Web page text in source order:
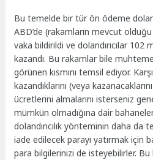
Bu temelde bir tür ön ödeme
ABD’de (rakamların mevcut
vaka bildirildi ve dolandırıcılar
kazandı. Bu rakamlar bile
görünen kısmını temsil ediyor.
kazandıklarını (veya
ücretlerini almalarını isterseniz
mümkün olmadığına dair
dolandırıcılık yönteminin daha da
iade edilecek parayı yatırmak için
para bilgilerinizi de isteyebilirler.